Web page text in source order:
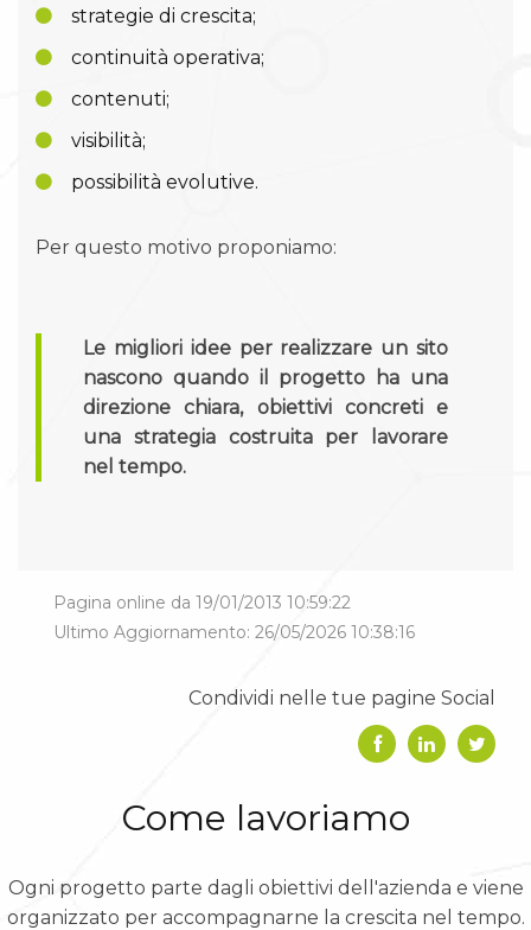
strategie di crescita;
continuità operativa;
contenuti;
visibilità;
possibilità evolutive.
Per questo motivo proponiamo:
Le migliori idee per realizzare un sito
nascono quando il progetto ha una
direzione chiara, obiettivi concreti e
una strategia costruita per lavorare
nel tempo.
Pagina online da 19/01/2013 10:59:22
Ultimo Aggiornamento: 26/05/2026 10:38:16
Condividi nelle tue pagine Social
Come lavoriamo
Ogni progetto parte dagli obiettivi dell'azienda e viene
organizzato per accompagnarne la crescita nel tempo.